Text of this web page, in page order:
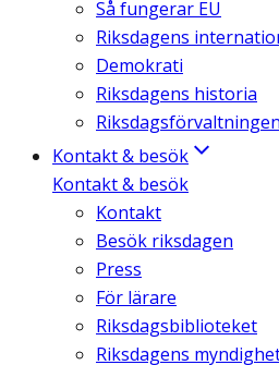
Så fungerar EU
Riksdagens
Demokrati
Riksdagens historia
Riksdagsförvaltningen
Kontakt & besök
Kontakt & besök
Kontakt
Besök riksdagen
Press
För lärare
Riksdagsbiblioteket
Riksdagens